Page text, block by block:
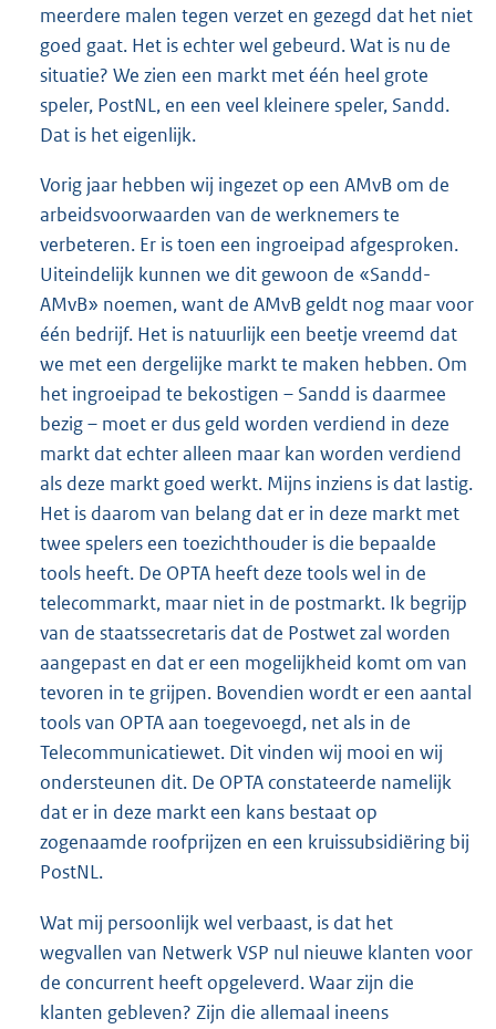
meerdere malen tegen verzet en gezegd dat het niet
goed gaat. Het is echter wel gebeurd. Wat is nu de
situatie? We zien een markt met één heel grote
speler, PostNL, en een veel kleinere speler, Sandd.
Dat is het eigenlijk.
Vorig jaar hebben wij ingezet op een AMvB om de
arbeidsvoorwaarden van de werknemers te
verbeteren. Er is toen een ingroeipad afgesproken.
Uiteindelijk kunnen we dit gewoon de «Sandd-
AMvB» noemen, want de AMvB geldt nog maar voor
één bedrijf. Het is natuurlijk een beetje vreemd dat
we met een dergelijke markt te maken hebben. Om
het ingroeipad te bekostigen – Sandd is daarmee
bezig – moet er dus geld worden verdiend in deze
markt dat echter alleen maar kan worden verdiend
als deze markt goed werkt. Mijns inziens is dat lastig.
Het is daarom van belang dat er in deze markt met
twee spelers een toezichthouder is die bepaalde
tools heeft. De OPTA heeft deze tools wel in de
telecommarkt, maar niet in de postmarkt. Ik begrijp
van de staatssecretaris dat de Postwet zal worden
aangepast en dat er een mogelijkheid komt om van
tevoren in te grijpen. Bovendien wordt er een aantal
tools van OPTA aan toegevoegd, net als in de
Telecommunicatiewet. Dit vinden wij mooi en wij
ondersteunen dit. De OPTA constateerde namelijk
dat er in deze markt een kans bestaat op
zogenaamde roofprijzen en een kruissubsidiëring bij
PostNL.
Wat mij persoonlijk wel verbaast, is dat het
wegvallen van Netwerk VSP nul nieuwe klanten voor
de concurrent heeft opgeleverd. Waar zijn die
klanten gebleven? Zijn die allemaal ineens